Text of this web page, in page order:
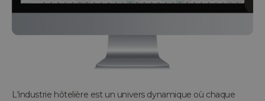
L'industrie hôtelière est un univers dynamique où chaque